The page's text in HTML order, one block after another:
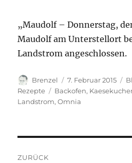
„Maudolf – Donnerstag,
Maudolf am Unterstellort
Landstrom angeschlossen.
Autor
Brenzel
Veröffentlicht
am
7. Februar 2015
Rezepte
Schlagwörter
Backofen,
Landstrom,Omnia
ZURÜCK